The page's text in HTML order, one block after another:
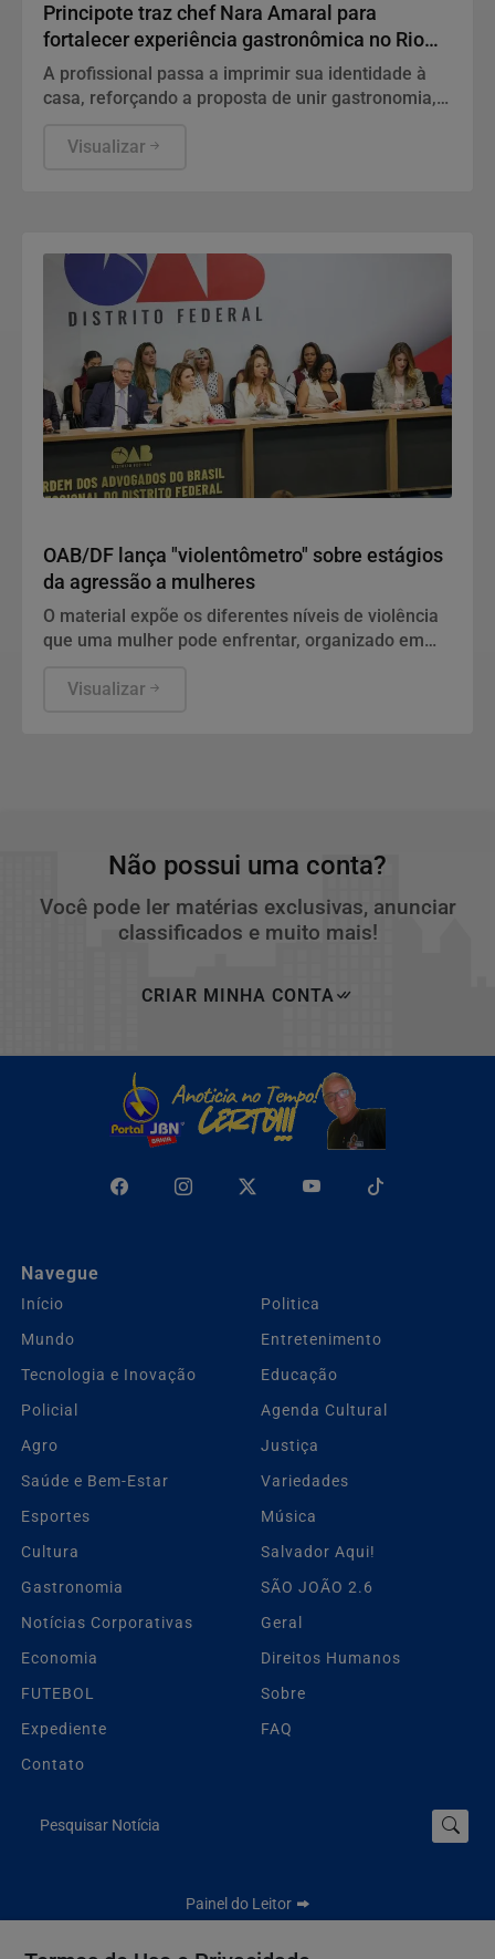
Principote traz chef Nara Amaral para
fortalecer experiência gastronômica no Rio
Vermelho
A profissional passa a imprimir sua identidade à
casa, reforçando a proposta de unir gastronomia,
Visualizar
OAB/DF lança "violentômetro" sobre estágios
da agressão a mulheres
O material expõe os diferentes níveis de violência
que uma mulher pode enfrentar, organizado em
Visualizar
Não possui uma conta?
Você pode ler matérias exclusivas, anunciar
classificados e muito mais!
CRIAR MINHA CONTA
Navegue
Início
Politica
Mundo
Entretenimento
Tecnologia e Inovação
Educação
Policial
Agenda Cultural
Agro
Justiça
Saúde e Bem-Estar
Variedades
Esportes
Música
Cultura
Salvador Aqui!
Gastronomia
SÃO JOÃO 2.6
Notícias Corporativas
Geral
Economia
Direitos Humanos
FUTEBOL
Sobre
Expediente
FAQ
Contato
Pesquisar Notícia
Painel do Leitor